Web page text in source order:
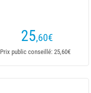
25,60€
Prix public conseillé: 25,60€